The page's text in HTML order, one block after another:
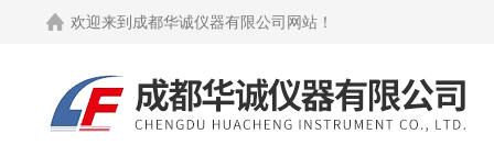
欢迎来到 成都华诚仪器有限公司网站 ！